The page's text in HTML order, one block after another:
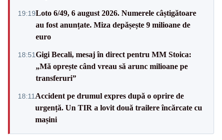
19:19Loto 6/49, 6 august 2026. Numerele câștigătoare
au fost anunțate. Miza depășește 9 milioane de
euro
18:51Gigi Becali, mesaj în direct pentru MM Stoica:
„Mă oprește când vreau să arunc milioane pe
transferuri”
18:11 Accident pe drumul expres după o oprire de
urgență. Un TIR a lovit două trailere încărcate cu
mașini